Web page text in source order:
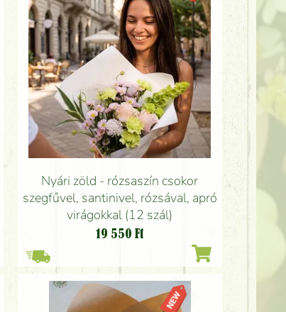
Nyári zöld - rózsaszín csokor
szegfűvel, santinivel, rózsával, apró
virágokkal (12 szál)
19 550 Ft